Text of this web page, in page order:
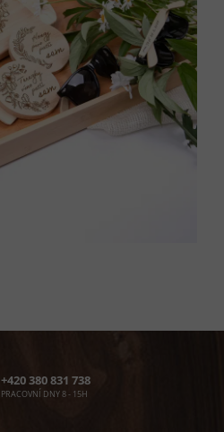
+420 380 831 738
PRACOVNÍ DNY 8 - 15H